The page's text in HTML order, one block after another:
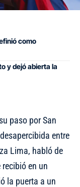
como
y dejó abierta la
paso por San
entre
Lima, habló de
en un
la puerta a un